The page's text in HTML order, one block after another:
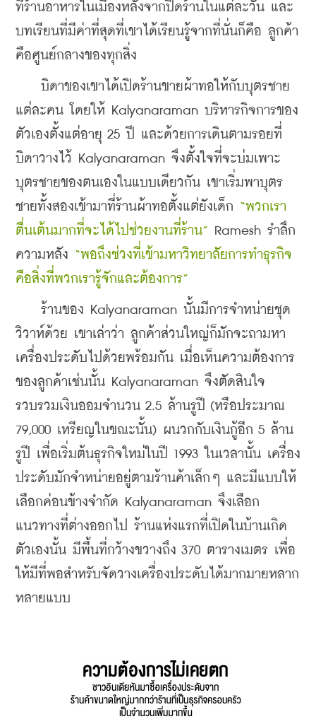
ที่ร้านอาหารในเมืองหลังจากปิดร้านในแต่ละวัน และ
บทเรียนที่มีค่าที่สุดที่เขาได้เรียนรู้จากที่นั่นก็คือ ลูกค้า
คือศูนย์กลางของทุกสิ่ง
บิดาของเขาได้เปิดร้านขายผ้าทอให้กับบุตรชาย
แต่ละคน โดยให้ Kalyanaraman บริหารกิจการของ
ตัวเองตั้งแต่อายุ 25 ปี และด้วยการเดินตามรอยที่
บิดาวางไว้ Kalyanaraman จึงตั้งใจที่จะบ่มเพาะ
บุตรชายของตนเองในแบบเดียวกัน เขาเริ่มพาบุตร
ชายทั้งสองเข้ามาที่ร้านผ้าทอตั้งแต่ยังเด็ก “พวกเรา
ตื่นเต้นมากที่จะได้ไปช่วยงานที่ร้าน” Ramesh รำลึก
ความหลัง “พอถึงช่วงที่เข้ามหาวิทยาลัยการทำธุรกิจ
คือสิ่งที่พวกเรารู้จักและต้องการ”
ร้านของ Kalyanaraman นั้นมีการจำหน่ายชุด
วิวาห์ด้วย เขาเล่าว่า ลูกค้าส่วนใหญ่ก็มักจะถามหา
เครื่องประดับไปด้วยพร้อมกัน เมื่อเห็นความต้องการ
ของลูกค้าเช่นนั้น Kalyanaraman จึงตัดสินใจ
รวบรวมเงินออมจำนวน 2.5 ล้านรูปี (หรือประมาณ
79,000 เหรียญในขณะนั้น) ผนวกกับเงินกู้อีก 5 ล้าน
รูปี เพื่อเริ่มต้นธุรกิจใหม่ในปี 1993 ในเวลานั้น เครื่อง
ประดับมักจำหน่ายอยู่ตามร้านค้าเล็กๆ และมีแบบให้
เลือกค่อนข้างจำกัด Kalyanaraman จึงเลือก
แนวทางที่ต่างออกไป ร้านแห่งแรกที่เปิดในบ้านเกิด
ตัวเองนั้น มีพื้นที่กว้างขวางถึง 370 ตารางเมตร เพื่อ
ให้มีที่พอสำหรับจัดวางเครื่องประดับได้มากมายหลาก
หลายแบบ